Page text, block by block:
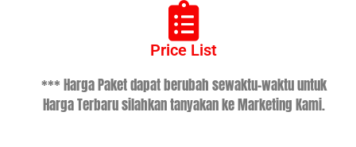
Price List
*** Harga Paket dapat berubah sewaktu-waktu untuk
Harga Terbaru silahkan tanyakan ke Marketing Kami.